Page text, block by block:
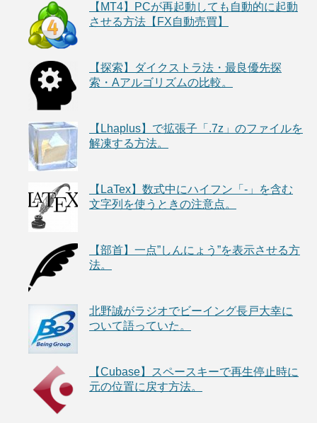
【MT4】PCが再起動しても自動的に起動
させる方法【FX自動売買】
【探索】ダイクストラ法・最良優先探
索・Aアルゴリズムの比較。
【Lhaplus】で拡張子「.7z」のファイルを
解凍する方法。
【LaTex】数式中にハイフン「-」を含む
文字列を使うときの注意点。
【部首】一点”しんにょう”を表示させる方
法。
北野誠がラジオでビーイング長戸大幸に
ついて語っていた。
【Cubase】スペースキーで再生停止時に
元の位置に戻す方法。